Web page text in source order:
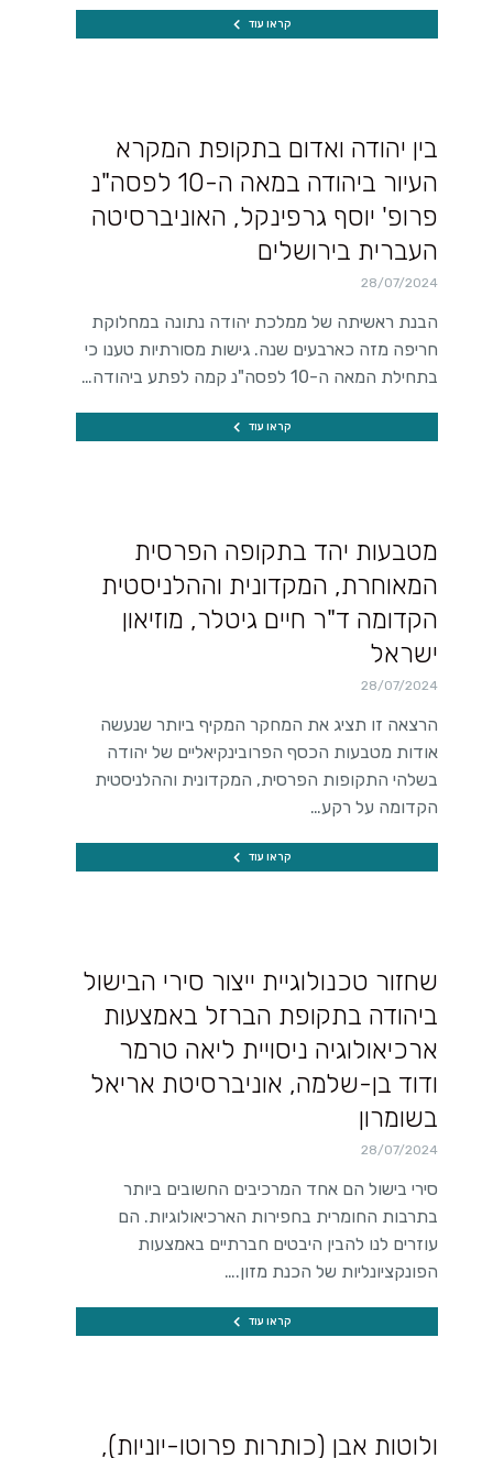
קראו עוד
בין יהודה ואדום בתקופת המקרא
העיור ביהודה במאה ה-10 לפסה"נ
פרופ' יוסף גרפינקל, האוניברסיטה
העברית בירושלים
28/07/2024
הבנת ראשיתה של ממלכת יהודה נתונה במחלוקת
חריפה מזה כארבעים שנה. גישות מסורתיות טענו כי
בתחילת המאה ה-10 לפסה"נ קמה לפתע ביהודה…
קראו עוד
מטבעות יהד בתקופה הפרסית
המאוחרת, המקדונית וההלניסטית
הקדומה ד"ר חיים גיטלר, מוזיאון
ישראל
28/07/2024
הרצאה זו תציג את המחקר המקיף ביותר שנעשה
אודות מטבעות הכסף הפרובינקיאליים של יהודה
בשלהי התקופות הפרסית, המקדונית וההלניסטית
הקדומה על רקע…
קראו עוד
שחזור טכנולוגיית ייצור סירי הבישול
ביהודה בתקופת הברזל באמצעות
ארכיאולוגיה ניסויית ליאה טרמר
ודוד בן-שלמה, אוניברסיטת אריאל
בשומרון
28/07/2024
סירי בישול הם אחד המרכיבים החשובים ביותר
בתרבות החומרית בחפירות הארכיאולוגיות. הם
עוזרים לנו להבין היבטים חברתיים באמצעות
הפונקציונליות של הכנת מזון.…
קראו עוד
ולוטות אבן (כותרות פרוטו-יוניות),